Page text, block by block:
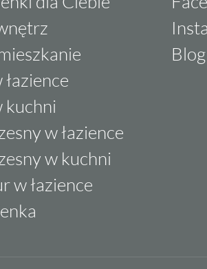
kuchni
w łazience
w kuchni
w łazience
Blog